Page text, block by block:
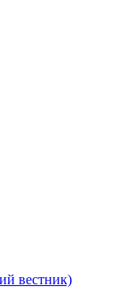
вестник)